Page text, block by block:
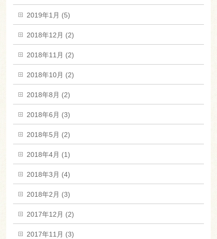
2019年1月 (5)
2018年12月 (2)
2018年11月 (2)
2018年10月 (2)
2018年8月 (2)
2018年6月 (3)
2018年5月 (2)
2018年4月 (1)
2018年3月 (4)
2018年2月 (3)
2017年12月 (2)
2017年11月 (3)